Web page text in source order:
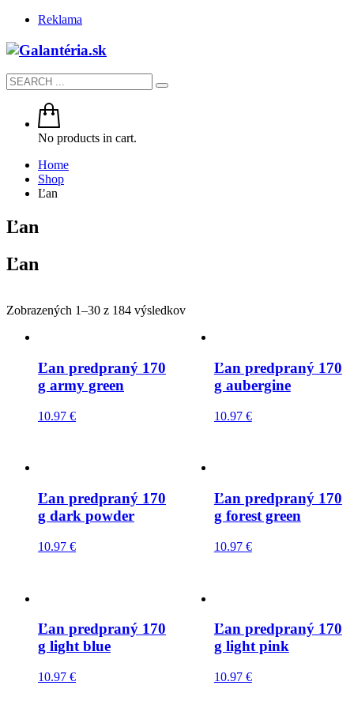
Reklama
No products in cart.
Home
Shop
Ľan
Ľan
Ľan
Zobrazených 1–30 z 184 výsledkov
Ľan predpraný 170
g army green
10.97 €
Ľan predpraný 170
g aubergine
10.97 €
Ľan predpraný 170
g dark powder
10.97 €
Ľan predpraný 170
g forest green
10.97 €
Ľan predpraný 170
g light blue
10.97 €
Ľan predpraný 170
g light pink
10.97 €